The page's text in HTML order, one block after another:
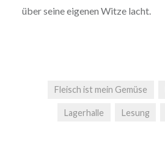
über seine eigenen Witze lacht.
Fleisch ist mein Gemüse
Lagerhalle Lesung